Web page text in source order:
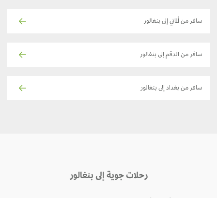
سافر من ألماتي إلى بنغالور
سافر من الدقم إلى بنغالور
سافر من بغداد إلى بنغالور
رحلات جوية إلى بنغالور